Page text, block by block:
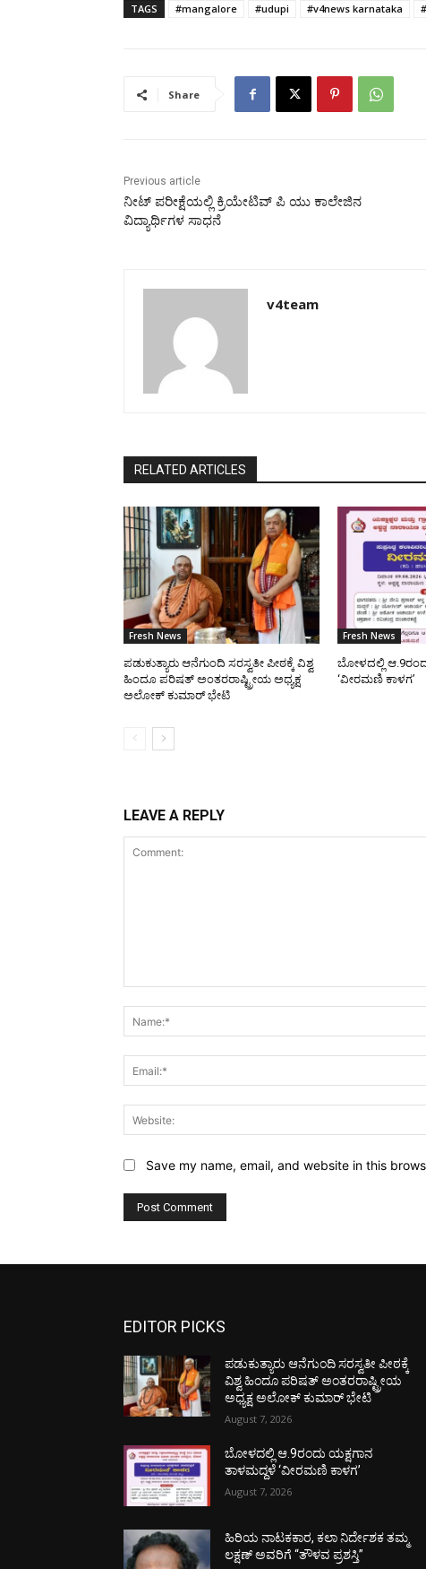
TAGS #mangalore #udupi #v4news karnataka
Share
Previous article
ನೀಟ್ ಪರೀಕ್ಷೆಯಲ್ಲಿ ಕ್ರಿಯೇಟಿವ್ ಪಿ ಯು ಕಾಲೇಜಿನ
ವಿದ್ಯಾರ್ಥಿಗಳ ಸಾಧನೆ
v4team
RELATED ARTICLES
Fresh News
ಪಡುಕುತ್ಯಾರು ಆನೆಗುಂದಿ ಸರಸ್ವತೀ ಪೀಠಕ್ಕೆ ವಿಶ್ವ
ಹಿಂದೂ ಪರಿಷತ್ ಅಂತರರಾಷ್ಟ್ರೀಯ ಅಧ್ಯಕ್ಷ
ಅಲೋಕ್ ಕುಮಾರ್ ಭೇಟಿ
Fresh News
ಬೋಳದಲ್ಲಿ
‘ವೀರಮಣಿ ಕಾಳಗ’
LEAVE A REPLY
Save my name, email, and website in this
EDITOR PICKS
ಪಡುಕುತ್ಯಾರು ಆನೆಗುಂದಿ ಸರಸ್ವತೀ ಪೀಠಕ್ಕೆ
ವಿಶ್ವ ಹಿಂದೂ ಪರಿಷತ್ ಅಂತರರಾಷ್ಟ್ರೀಯ
ಅಧ್ಯಕ್ಷ ಅಲೋಕ್ ಕುಮಾರ್ ಭೇಟಿ
August 7, 2026
ಬೋಳದಲ್ಲಿ ಆ.9ರಂದು ಯಕ್ಷಗಾನ
ತಾಳಮದ್ದಳೆ ‘ವೀರಮಣಿ ಕಾಳಗ’
August 7, 2026
ಹಿರಿಯ ನಾಟಕಕಾರ, ಕಲಾ ನಿರ್ದೇಶಕ ತಮ್ಮ
ಲಕ್ಷಣ್ ಅವರಿಗೆ “ತೌಳವ ಪ್ರಶಸ್ತಿ”